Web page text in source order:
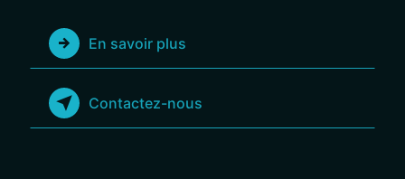
En savoir plus
Contactez-nous